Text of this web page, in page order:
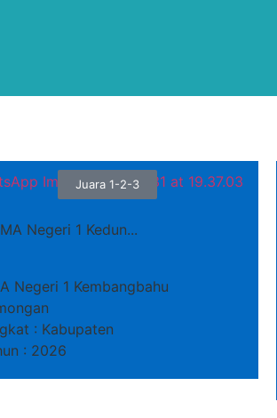
Juara 1-2-3
Negeri 1 Kedun...
Negeri 1 Kembangbahu
: Kabupaten
: 2026